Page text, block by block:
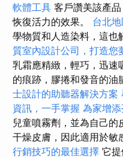
軟體工具 客戶讚美該產
恢復活力的效果。 台北
學物質和人造染料，這也
質室內設計公司，打造您
乳霜應精緻，輕巧，迅速
的痕跡，膠捲和發音的油
士設計的助聽器解決方案
資訊，一手掌握 為家增
兒童噴霧劑，並為自己
干燥皮膚，因此適用於敏
行銷技巧的最佳選擇 它